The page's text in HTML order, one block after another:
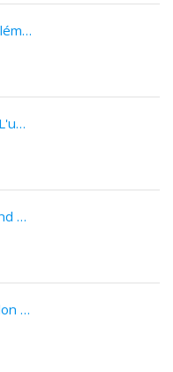
Crédit Agricole Aups Avenue Clémenceau
Crédit Agricole Rians Quartier L'umède
Crédit Agricole Pourrières Grand Rue
Crédit Agricole Vinon-Sur-Verdon 38 Esplanade Le Cours